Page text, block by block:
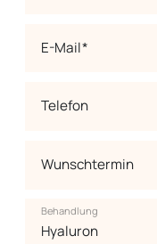
E-Mail
Telefon
Wunschtermin
Behandlung